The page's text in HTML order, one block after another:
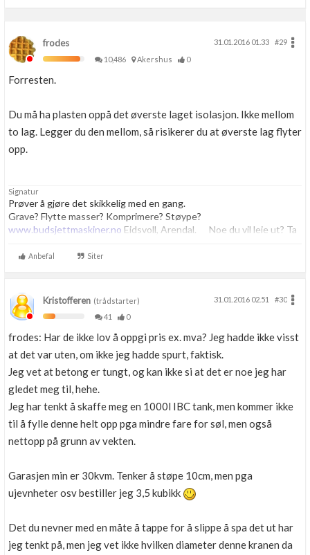
frodes 31.01.2016 01.33
#29
10,486
Akershus 0
Forresten.
Du må ha plasten oppå det øverste laget isolasjon. Ikke mellom
to lag. Legger du den mellom, så risikerer du at øverste lag flyter
opp.
Signatur
Prøver å gjøre det skikkelig med en gang.
Grave? Flytte masser? Komprimere? Støype?
www.budsjettmaskiner.no Eidsvoll, Arendal. Noe du vil leie ut? Ta
Anbefal Siter
Kristofferen (trådstarter) 31.01.2016 02.51
#30
41
0
frodes: Har de ikke lov å oppgi pris ex. mva? Jeg hadde ikke visst
at det var uten, om ikke jeg hadde spurt, faktisk.
Jeg vet at betong er tungt, og kan ikke si at det er noe jeg har
gledet meg til, hehe.
Jeg har tenkt å skaffe meg en 1000l IBC tank, men kommer ikke
til å fylle denne helt opp pga mindre fare for søl, men også
nettopp på grunn av vekten.
Garasjen min er 30kvm. Tenker å støpe 10cm, men pga
ujevnheter osv bestiller jeg 3,5 kubikk
Det du nevner med en måte å tappe for å slippe å spa det ut har
jeg tenkt på, men jeg vet ikke hvilken diameter denne kranen da